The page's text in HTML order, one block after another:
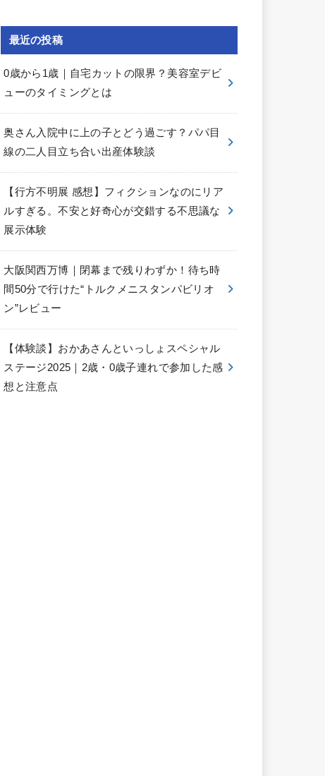
最近の投稿
0歳から1歳｜自宅カットの限界？美容室デビ
ューのタイミングとは
奥さん入院中に上の子とどう過ごす？パパ目
線の二人目立ち合い出産体験談
【行方不明展 感想】フィクションなのにリア
ルすぎる。不安と好奇心が交錯する不思議な
展示体験
大阪関西万博｜閉幕まで残りわずか！待ち時
間50分で行けた“トルクメニスタンパビリオ
ン”レビュー
【体験談】おかあさんといっしょスペシャル
ステージ2025｜2歳・0歳子連れで参加した感
想と注意点